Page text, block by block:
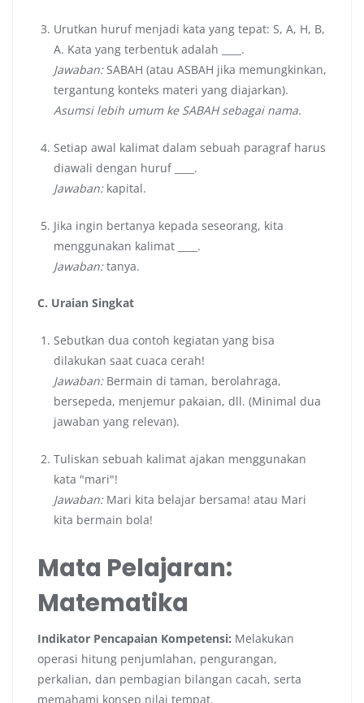
Urutkan huruf menjadi kata yang tepat: S, A, H, B,
A. Kata yang terbentuk adalah ____.
Jawaban:SABAH (atau ASBAH jika memungkinkan,
tergantung konteks materi yang diajarkan).
Asumsi lebih umum ke SABAH sebagai nama.
Setiap awal kalimat dalam sebuah paragraf harus
diawali dengan huruf ____.
Jawaban:kapital.
Jika ingin bertanya kepada seseorang, kita
menggunakan kalimat ____.
Jawaban:tanya.
C. Uraian Singkat
Sebutkan dua contoh kegiatan yang bisa
dilakukan saat cuaca cerah!
Jawaban:Bermain di taman, berolahraga,
bersepeda, menjemur pakaian, dll. (Minimal dua
jawaban yang relevan).
Tuliskan sebuah kalimat ajakan menggunakan
kata "mari"!
Jawaban:Mari kita belajar bersama! atau Mari
kita bermain bola!
Mata Pelajaran:
Matematika
Indikator Pencapaian Kompetensi: Melakukan
operasi hitung penjumlahan, pengurangan,
perkalian, dan pembagian bilangan cacah, serta
memahami konsep nilai tempat.